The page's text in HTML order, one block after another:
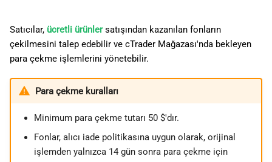
Indonesia
한국어
中文
b
a
Para çekme geçmişini
görüntüle
Satıcılar, ücretli ürünlersatışından kazanılan fonların
çekilmesini talep edebilir ve cTrader Mağazası'nda bekleyen
para çekme işlemlerini yönetebilir.
Para çekme kuralları
Minimum para çekme tutarı 50 $'dır.
Fonlar, alıcı iade politikasına uygun olarak, orijinal
işlemden yalnızca 14 gün sonra para çekme için